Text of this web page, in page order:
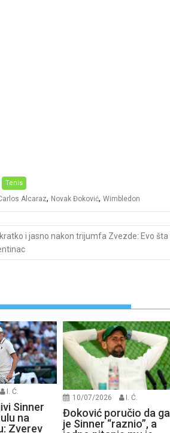
Tenis
Alcaraz, Novak Đoković, Wimbledon
i jasno nakon trijumfa Zvezde: Evo šta
I. Ć.
Sinner
na
Zverev
10/07/2026 I. Ć.
Đoković poručio da ga
je Sinner “raznio”, a